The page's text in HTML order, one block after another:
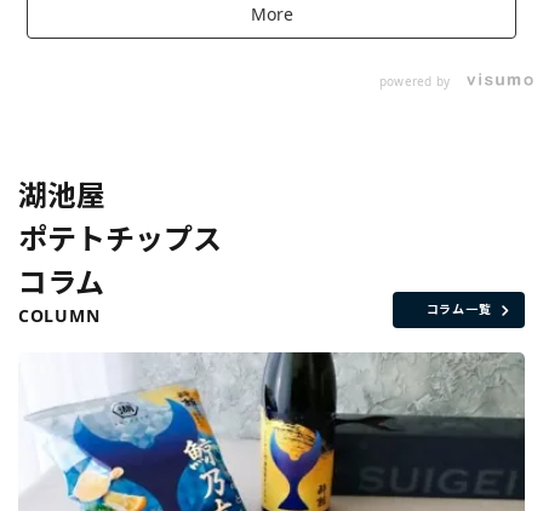
More
powered by
湖池屋
ポテトチップス
コラム
COLUMN コラム一覧